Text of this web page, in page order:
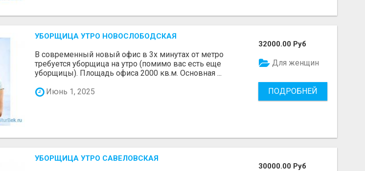
УБОРЩИЦА УТРО НОВОСЛОБОДСКАЯ
В современный новый офис в 3х минутах от метро
требуется уборщица на утро (помимо вас есть еще
уборщицы). Площадь офиса 2000 кв.м. Основная ...
Июнь 1, 2025
32000.00 Руб
Для женщин
ПОДРОБНЕЙ
УБОРЩИЦА УТРО САВЕЛОВСКАЯ
30000.00 Руб